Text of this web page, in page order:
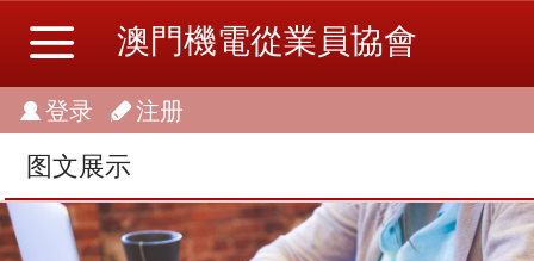
澳門機電從業員協會
登录 注册
图文展示